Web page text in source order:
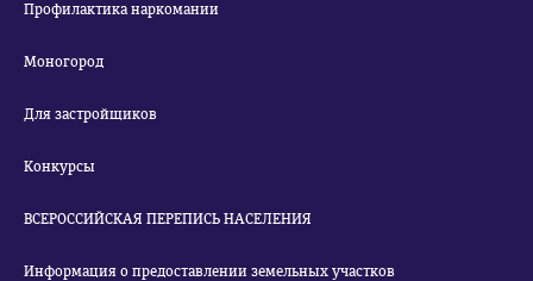
Профилактика наркомании
Моногород
Для застройщиков
Конкурсы
ВСЕРОССИЙСКАЯ ПЕРЕПИСЬ НАСЕЛЕНИЯ
Информация о предоставлении земельных участков